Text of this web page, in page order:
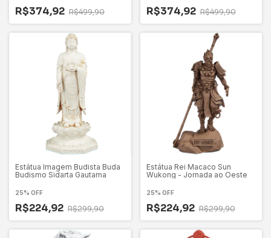
R$374,92 R$499,90 R$374,92 R$499,90
Estátua Imagem Budista Buda
Budismo Sidarta Gautama
25% OFF
R$224,92 R$299,90
Estátua Rei Macaco Sun
Wukong - Jornada ao Oeste
25% OFF
R$224,92 R$299,90